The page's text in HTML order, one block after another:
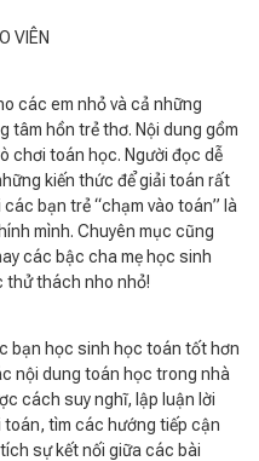
VIÊN
các em nhỏ và cả những
tâm hồn trẻ thơ. Nội dung gồm
chơi toán học. Người đọc dễ
kiến thức để giải toán rất
bạn trẻ “chạm vào toán” là
mình. Chuyên mục cũng
các bậc cha mẹ học sinh
thử thách nho nhỏ!
bạn học sinh học toán tốt hơn
nội dung toán học trong nhà
cách suy nghĩ, lập luận lời
tìm các hướng tiếp cận
sự kết nối giữa các bài